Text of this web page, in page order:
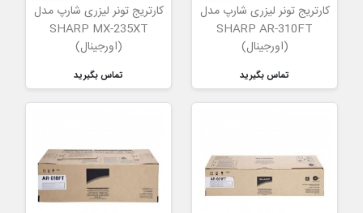
کارتریج تونر لیزری شارپ مدل
SHARP AR-310FT
(اورجینال)
تماس بگیرید
کارتریج تونر لیزری شارپ مدل
SHARP MX-235XT
(اورجینال)
تماس بگیرید